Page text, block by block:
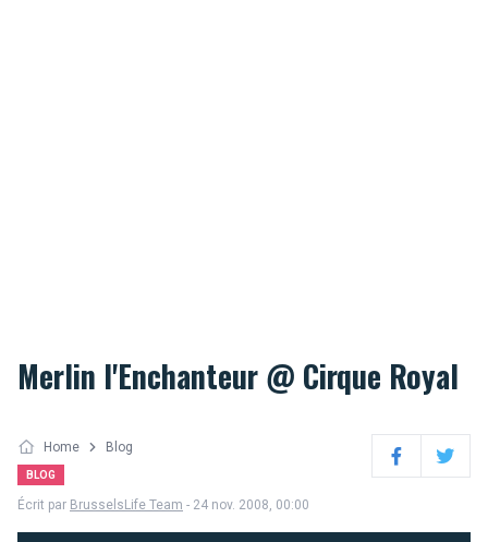
Merlin l'Enchanteur @ Cirque Royal
Home Blog
BLOG FacebookTwitter
Écrit par BrusselsLife Team - 24 nov. 2008, 00:00